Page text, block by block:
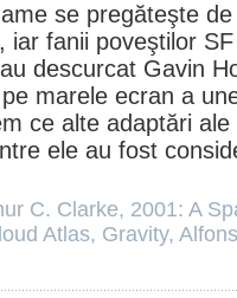
se pregăteşte
iar fanii poveştilor
descurcat Gavin
marele ecran a
ce alte adaptări
ele au fost
C. Clarke, 2001: A
Atlas, Gravity,